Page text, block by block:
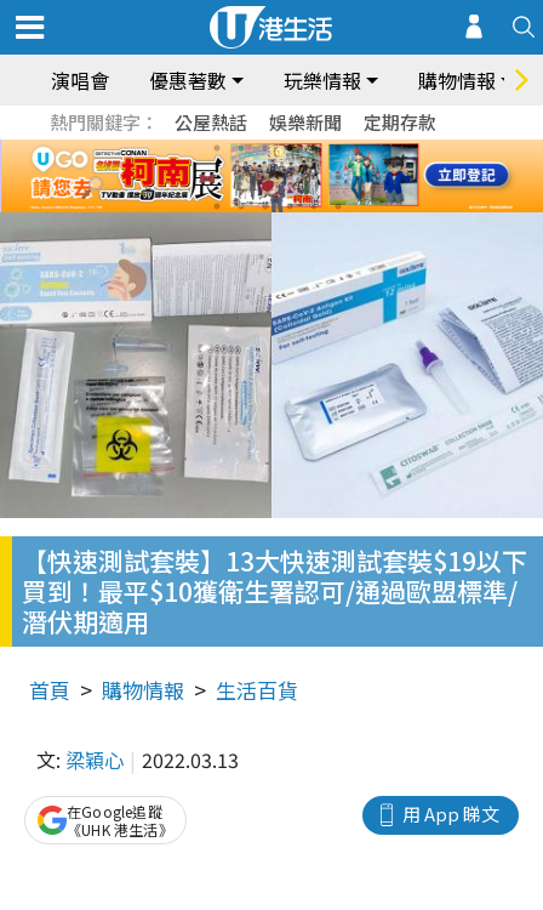
演唱會 優惠著數 玩樂情報 購物情報
熱門關鍵字： 公屋熱話 娛樂新聞 定期存款
【快速測試套裝】13大快速測試套裝$19以下
買到！最平$10獲衛生署認可/通過歐盟標準/
潛伏期適用
首頁 購物情報 生活百貨
文: 梁穎心 2022.03.13
用 App 睇文
在Google追蹤
《UHK 港生活》